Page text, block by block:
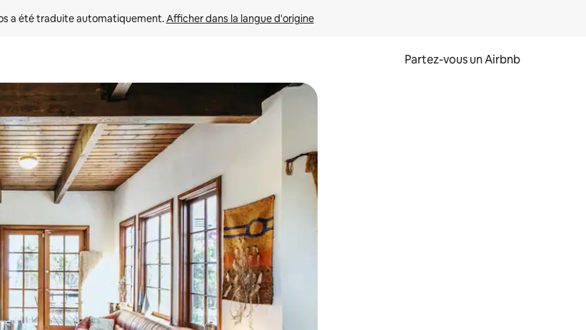
a été traduite automatiquement. Afficher dans la langue d'origine
Partez-vous un Airbnb
vers le haut et vers le bas, ou en appuyant dessus et en les faisant glisser.